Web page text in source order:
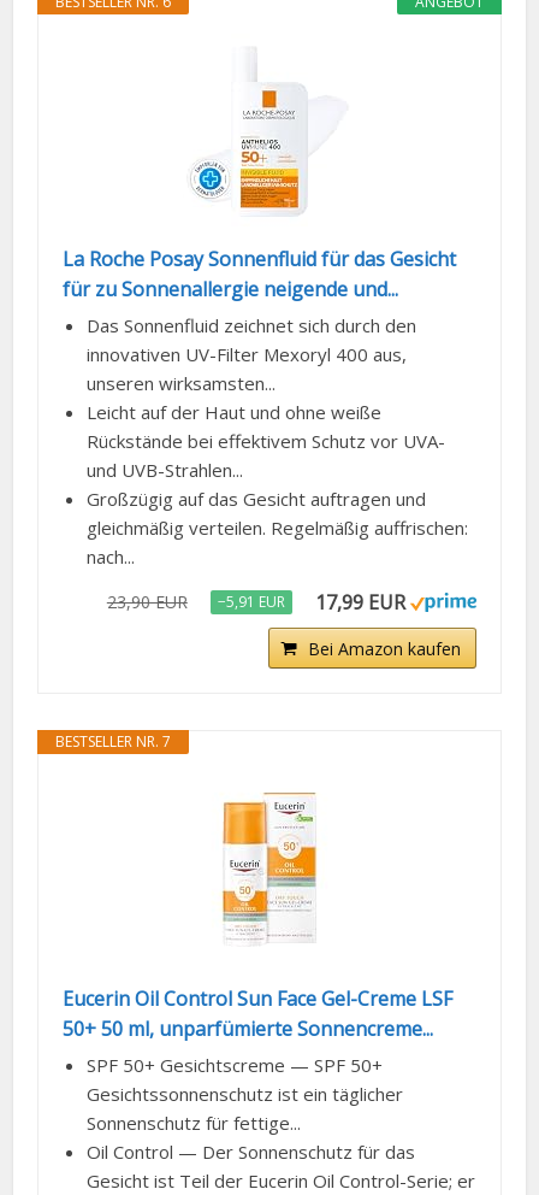
La Roche Posay Sonnenfluid für das Gesicht
für zu Sonnenallergie neigende und...
Das Sonnenfluid zeichnet sich durch den
innovativen UV-Filter Mexoryl 400 aus,
unseren wirksamsten...
Leicht auf der Haut und ohne weiße
Rückstände bei effektivem Schutz vor UVA-
und UVB-Strahlen...
Großzügig auf das Gesicht auftragen und
gleichmäßig verteilen. Regelmäßig auffrischen:
nach...
23,90 EUR −5,91 EUR 17,99 EUR
Bei Amazon kaufen
BESTSELLER NR. 7
Eucerin Oil Control Sun Face Gel-Creme LSF
50+ 50 ml, unparfümierte Sonnencreme...
SPF 50+ Gesichtscreme — SPF 50+
Gesichtssonnenschutz ist ein täglicher
Sonnenschutz für fettige...
Oil Control — Der Sonnenschutz für das
Gesicht ist Teil der Eucerin Oil Control-Serie; er